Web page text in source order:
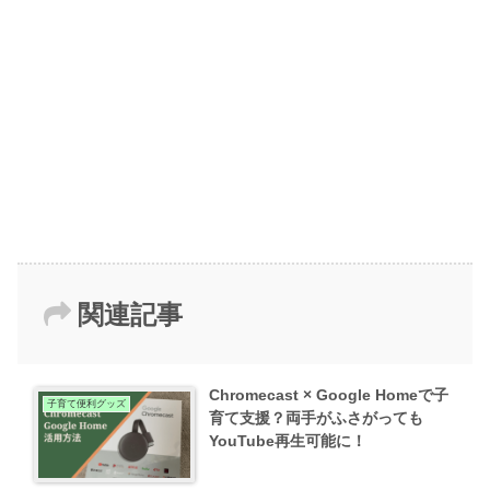
関連記事
子育て便利グッズ
Chromecast × Google Homeで子
育て支援？両手がふさがっても
YouTube再生可能に！